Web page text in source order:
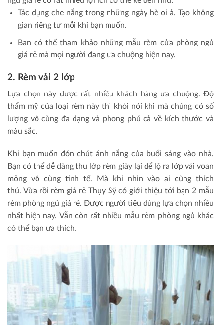
Tác dụng che nắng trong những ngày hè oi ả. Tạo không
gian riêng tư mỗi khi bạn muốn.
Bạn có thể tham khảo những mẫu rèm cửa phòng ngủ
giá rẻ mà mọi người đang ưa chuộng hiện nay.
2. Rèm vải 2 lớp
Lựa chọn này được rất nhiều khách hàng ưa chuộng. Độ
thẩm mỹ của loại rèm này thì khỏi nói khi mà chúng có số
lượng vô cùng đa dạng và phong phú cả về kích thước và
màu sắc.
Khi bạn muốn đón chút ánh nắng của buổi sáng vào nhà.
Bạn có thể dễ dàng thu lớp rèm giày lại để lộ ra lớp vải voan
mỏng vô cùng tinh tế. Mà khi nhìn vào ai cũng thích
thú. Vừa rồi rèm giá rẻ Thụy Sỹ có giới thiệu tới bạn 2 mẫu
rèm phòng ngủ giá rẻ. Được người tiêu dùng lựa chọn nhiều
nhất hiện nay. Vẫn còn rất nhiều mẫu rèm phòng ngủ khác
có thể bạn ưa thích.